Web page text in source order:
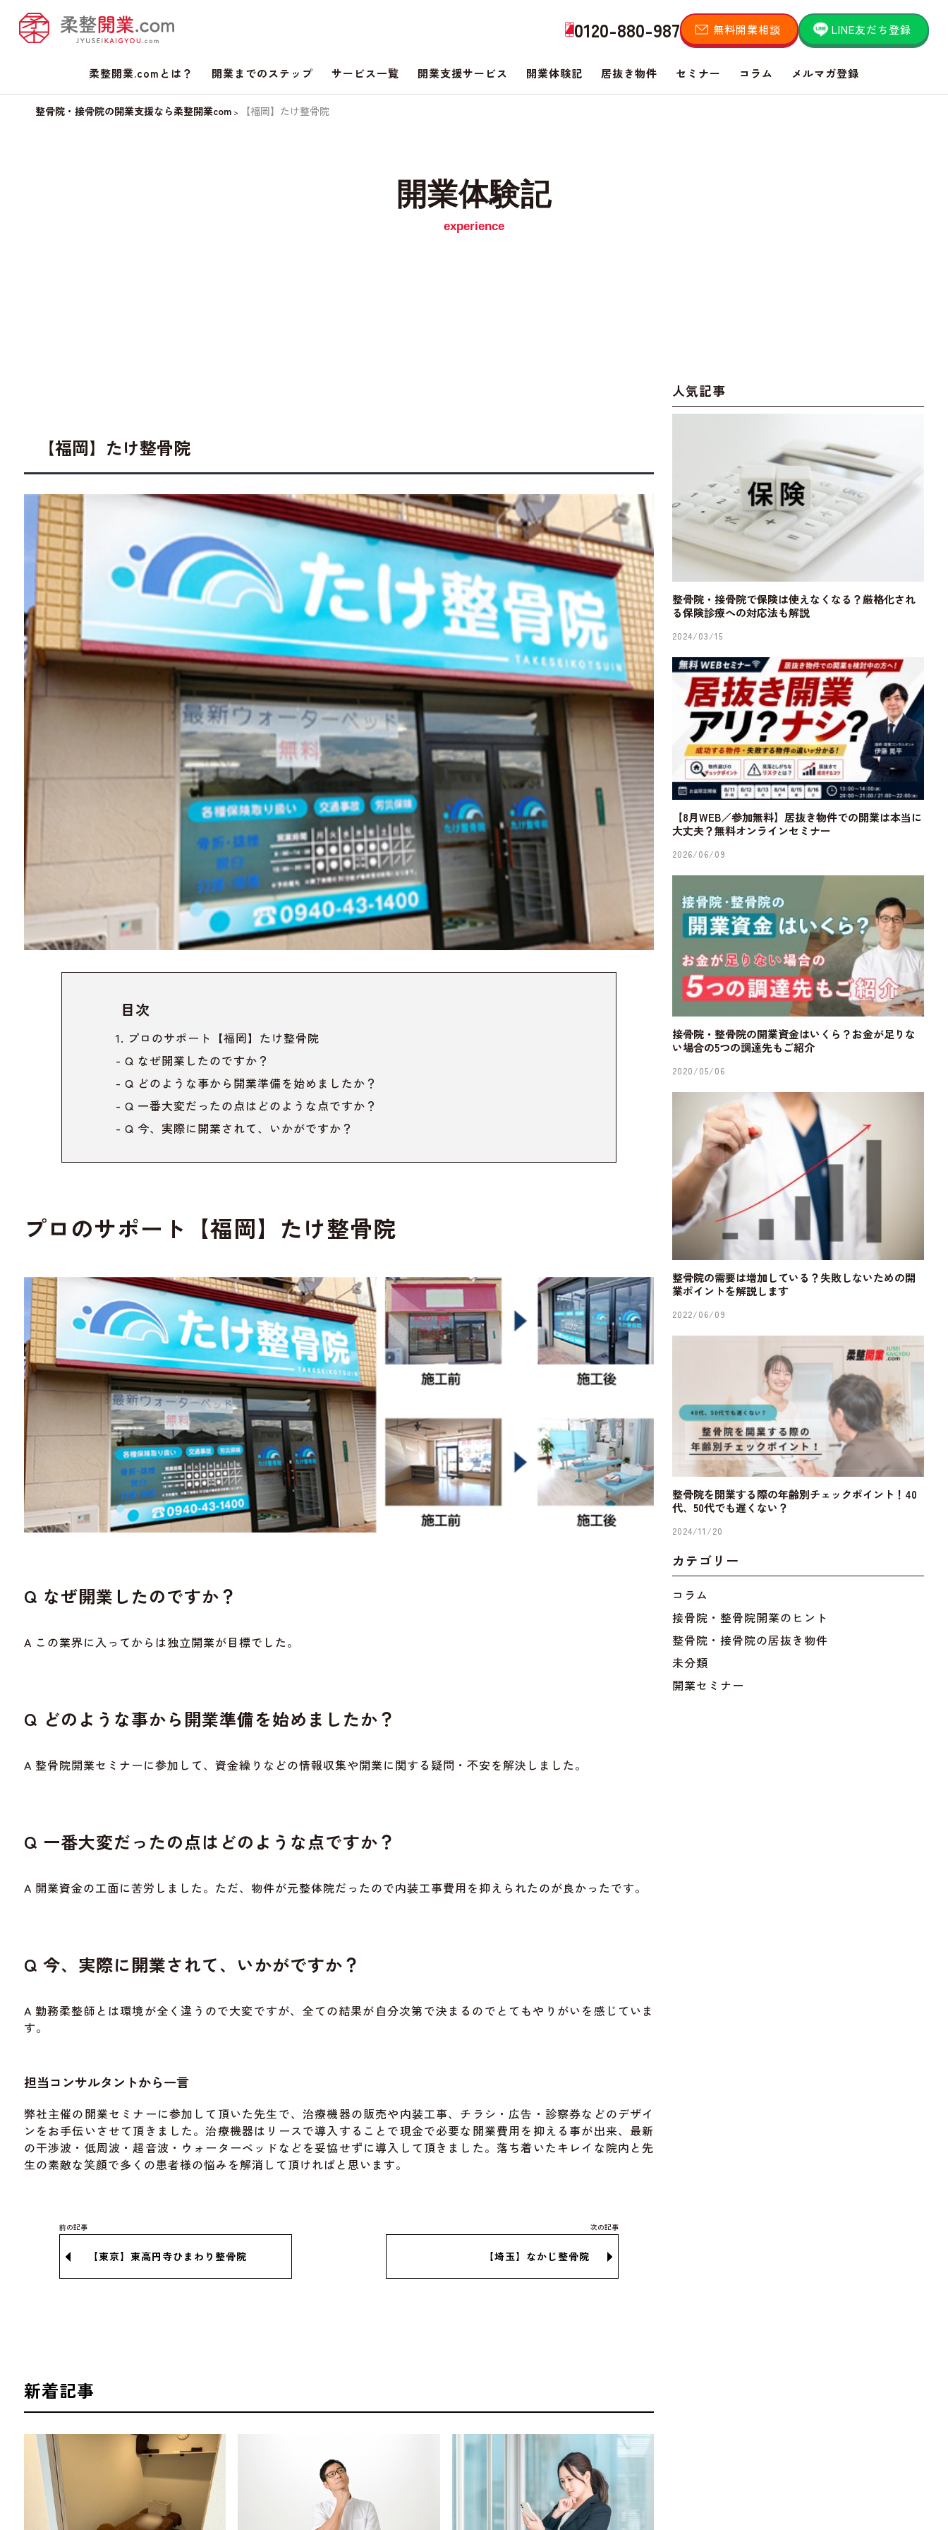
0120-880-987 無料開業相談 LINE友だち登録
柔整開業.comとは？ 開業までのステップ サービス一覧 開業支援サービス 開業体験記 居抜き物件 セミナー コラム メルマガ登録
整骨院・接骨院の開業支援なら柔整開業com > 【福岡】たけ整骨院
開業体験記
【福岡】たけ整骨院
目次
プロのサポート 【福岡】たけ整骨院
Q なぜ開業したのですか？
Q どのような事から開業準備を始めましたか？
Q 一番大変だったの点はどのような点ですか？
Q 今、実際に開業されて、いかがですか？
プロのサポート 【福岡】たけ整骨院
Q なぜ開業したのですか？
A この業界に入ってからは独立開業が目標でした。
Q どのような事から開業準備を始めましたか？
A 整骨院開業セミナーに参加して、資金繰りなどの情報収集や開業に関する疑問・不安を解決しました。
Q 一番大変だったの点はどのような点ですか？
A 開業資金の工面に苦労しました。ただ、物件が元整体院だったので内装工事費用を抑えられたのが良かったです。
Q 今、実際に開業されて、いかがですか？
A 勤務柔整師とは環境が全く違うので大変ですが、全ての結果が自分次第で決まるのでとてもやりがいを感じていま
す。
担当コンサルタントから一言
弊社主催の開業セミナーに参加して頂いた先生で、治療機器の販売や内装工事、チラシ・広告・診察券などのデザイ
ンをお手伝いさせて頂きました。治療機器はリースで導入することで現金で必要な開業費用を抑える事が出来、最新
の干渉波・低周波・超音波・ウォーターベッドなどを妥協せずに導入して頂きました。落ち着いたキレイな院内と先
生の素敵な笑顔で多くの患者様の悩みを解消して頂ければと思います。
【東京】東高円寺ひまわり整骨院 【埼玉】なかじ整骨院
新着記事
人気記事
整骨院・接骨院で保険は使えなくなる？厳格化され
る保険診療への対応法も解説
2024/03/15
【8月WEB／参加無料】居抜き物件での開業は本当に
大丈夫？無料オンラインセミナー
2026/06/09
接骨院・整骨院の開業資金はいくら？お金が足りな
い場合の5つの調達先もご紹介
2020/05/06
整骨院の需要は増加している？失敗しないための開
業ポイントを解説します
2022/06/09
整骨院を開業する際の年齢別チェックポイント！40
代、50代でも遅くない？
2024/11/20
カテゴリー
コラム
接骨院・整骨院開業のヒント
整骨院・接骨院の居抜き物件
未分類
開業セミナー